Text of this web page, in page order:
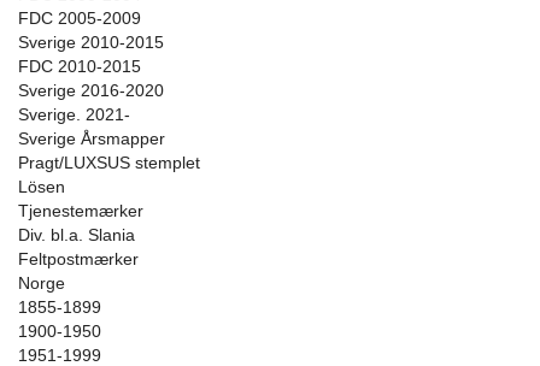
FDC 2005-2009
Sverige 2010-2015
FDC 2010-2015
Sverige 2016-2020
Sverige. 2021-
Sverige Årsmapper
Pragt/LUXSUS stemplet
Lösen
Tjenestemærker
Div. bl.a. Slania
Feltpostmærker
Norge
1855-1899
1900-1950
1951-1999